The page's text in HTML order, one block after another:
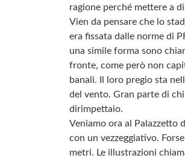
ragione perché mettere a
Vien da pensare che lo
era fissata dalle norme di
una simile forma sono
fronte, come però non
banali. Il loro pregio sta
del vento. Gran parte di
dirimpettaio.
Veniamo ora al Palazzetto
con un vezzeggiativo.
metri. Le illustrazioni